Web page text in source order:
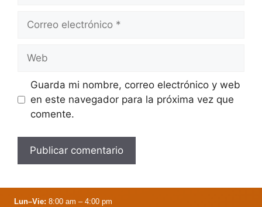
Correo
Web
Guarda mi nombre, correo electrónico y web
en este navegador para la próxima vez que
comente.
Lun–Vie: 8:00 am – 4:00 pm